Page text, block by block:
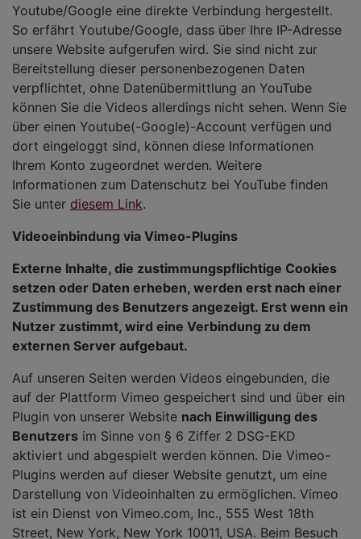
Youtube/Google eine direkte Verbindung hergestellt.
So erfährt Youtube/Google, dass über Ihre IP-Adresse
unsere Website aufgerufen wird. Sie sind nicht zur
Bereitstellung dieser personenbezogenen Daten
verpflichtet, ohne Datenübermittlung an YouTube
können Sie die Videos allerdings nicht sehen. Wenn Sie
über einen Youtube(-Google)-Account verfügen und
dort eingeloggt sind, können diese Informationen
Ihrem Konto zugeordnet werden. Weitere
Informationen zum Datenschutz bei YouTube finden
Sie unter diesem Link.
Videoeinbindung via Vimeo-Plugins
Externe Inhalte, die zustimmungspflichtige Cookies
setzen oder Daten erheben, werden erst nach einer
Zustimmung des Benutzers angezeigt. Erst wenn ein
Nutzer zustimmt, wird eine Verbindung zu dem
externen Server aufgebaut.
Auf unseren Seiten werden Videos eingebunden, die
auf der Plattform Vimeo gespeichert sind und über ein
Plugin von unserer Website nach Einwilligung des
Benutzers im Sinne von § 6 Ziffer 2 DSG-EKD
aktiviert und abgespielt werden können. Die Vimeo-
Plugins werden auf dieser Website genutzt, um eine
Darstellung von Videoinhalten zu ermöglichen. Vimeo
ist ein Dienst von Vimeo.com, Inc., 555 West 18th
Street, New York, New York 10011, USA. Beim Besuch